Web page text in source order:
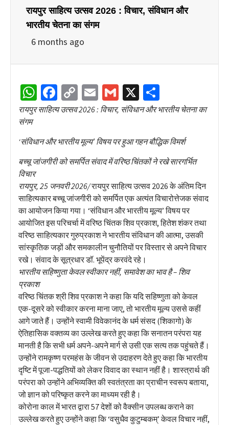
रायपुर साहित्य उत्सव 2026 : विचार, संविधान और
भारतीय चेतना का संगम
6 months ago
WhatsApp
Facebook
Copy
Link
EmailGmail
X
रायपुर साहित्य उत्सव 2026 : विचार, संविधान और भारतीय चेतना का
संगम
‘संविधान और भारतीय मूल्य’ विषय पर हुआ गहन बौद्धिक विमर्श
बच्चू जांजगीरी को समर्पित संवाद में वरिष्ठ चिंतकों ने रखे सारगर्भित
विचार
रायपुर, 25 जनवरी 2026/रायपुर साहित्य उत्सव 2026 के अंतिम दिन
साहित्यकार बच्चू जांजगीरी को समर्पित एक अत्यंत विचारोत्तेजक संवाद
का आयोजन किया गया। ‘संविधान और भारतीय मूल्य’ विषय पर
आयोजित इस परिचर्चा में वरिष्ठ चिंतक शिव प्रकाश, हितेश शंकर तथा
वरिष्ठ साहित्यकार गुरुप्रकाश ने भारतीय संविधान की आत्मा, उसकी
सांस्कृतिक जड़ों और समकालीन चुनौतियों पर विस्तार से अपने विचार
रखे। संवाद के सूत्रधार डॉ. भूपेंद्र करवंदे रहे।
भारतीय सहिष्णुता केवल स्वीकार नहीं, समावेश का भाव है – शिव
प्रकाश
वरिष्ठ चिंतक श्री शिव प्रकाश ने कहा कि यदि सहिष्णुता को केवल
एक-दूसरे को स्वीकार करना माना जाए, तो भारतीय मूल्य उससे कहीं
आगे जाते हैं। उन्होंने स्वामी विवेकानंद के धर्म संसद (शिकागो) के
ऐतिहासिक वक्तव्य का उल्लेख करते हुए कहा कि सनातन परंपरा यह
मानती है कि सभी धर्म अपने-अपने मार्ग से उसी एक सत्य तक पहुंचते हैं।
उन्होंने रामकृष्ण परमहंस के जीवन से उदाहरण देते हुए कहा कि भारतीय
दृष्टि में पूजा-पद्धतियों को लेकर विवाद का स्थान नहीं है। शास्त्रार्थ की
परंपरा को उन्होंने अभिव्यक्ति की स्वतंत्रता का प्राचीन स्वरूप बताया,
जो ज्ञान को परिष्कृत करने का माध्यम रही है।
कोरोना काल में भारत द्वारा 57 देशों को वैक्सीन उपलब्ध कराने का
उल्लेख करते हुए उन्होंने कहा कि ‘वसुधैव कुटुम्बकम्’ केवल विचार नहीं,